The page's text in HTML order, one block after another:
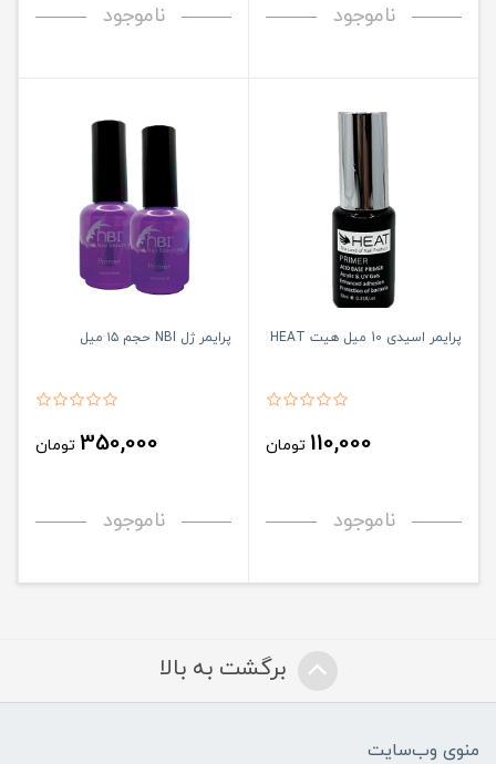
ناموجود ناموجود
پرایمر اسیدی 10 میل هیت HEAT
110,000 تومان
ناموجود
پرایمر ژل NBI حجم ۱۵ میل
350,000 تومان
ناموجود
برگشت به بالا
منوی وب‌سایت